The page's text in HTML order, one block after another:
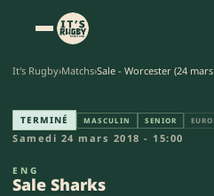
It's Rugby›Matchs›Sale - Worcester (24
Sale Sharks -
TERMINÉ MASCULIN SENIOR
Samedi 24 mars 2018 - 15:00
ENG
Sale Sharks